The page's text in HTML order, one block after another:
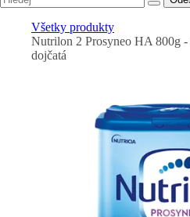
Všetky produkty
Nutrilon 2 Prosyneo HA 800g
dojčatá